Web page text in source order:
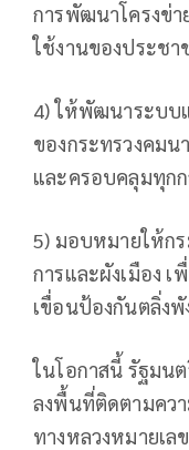
การพัฒนาโครงข่
ใช้งานของประช
4) ให้พัฒนาระบบ
ของกระทรวงคมน
และครอบคลุมทุก
5) มอบหมายให้กร
การและผังเมือง เ
เขื่อนป้องกันตลิ่ง
ในโอกาสนี้ รัฐมน
ลงพื้นที่ติดตามควา
ทางหลวงหมายเ